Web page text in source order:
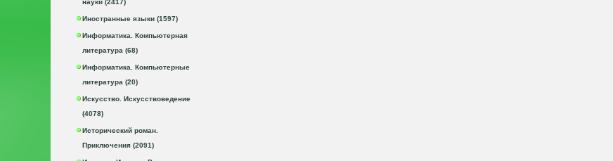
Иностранные языки (1597)
Информатика. Компьютерная
литература (68)
Информатика. Компьютерные
литература (20)
Искусство. Искусствоведение
(4078)
Исторический роман.
Приключения (2091)